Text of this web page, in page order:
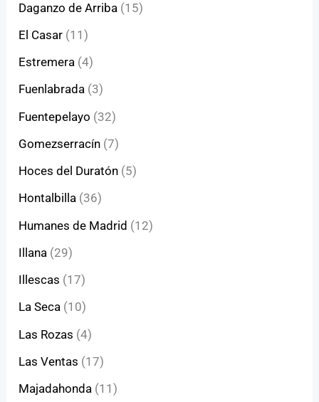
Daganzo de Arriba (15)
El Casar (11)
Estremera (4)
Fuenlabrada (3)
Fuentepelayo (32)
Gomezserracín (7)
Hoces del Duratón (5)
Hontalbilla (36)
Humanes de Madrid (12)
Illana (29)
Illescas (17)
La Seca (10)
Las Rozas (4)
Las Ventas (17)
Majadahonda (11)